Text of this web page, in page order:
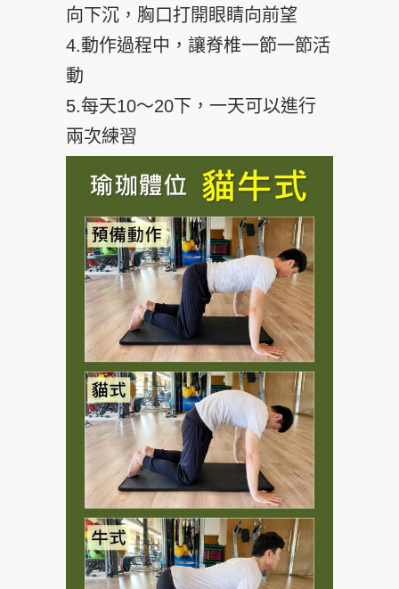
向下沉，胸口打開眼睛向前望
4.動作過程中，讓脊椎一節一節活
動
5.每天10～20下，一天可以進行
兩次練習